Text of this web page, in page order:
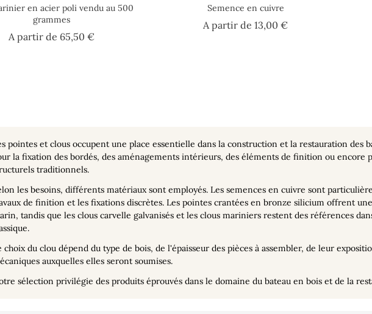
en acier poli vendu au 500
grammes
A partir de 65,50 €Prix
Semence en cuivre
A partir de13,00 €Prix
pointes et clous occupent une place essentielle dans la construction et la restauration des
la fixation des bordés, des aménagements intérieurs, des éléments de finition ou encore
traditionnels.
les besoins, différents matériaux sont employés. Les semences en cuivre sont
de finition et les fixations discrètes. Les pointes crantées en bronze silicium offrent
tandis que les clous carvelle galvanisés et les clous mariniers restent des références
choix du clou dépend du type de bois, de l'épaisseur des pièces à assembler, de leur
auxquelles elles seront soumises.
sélection privilégie des produits éprouvés dans le domaine du bateau en bois et de la